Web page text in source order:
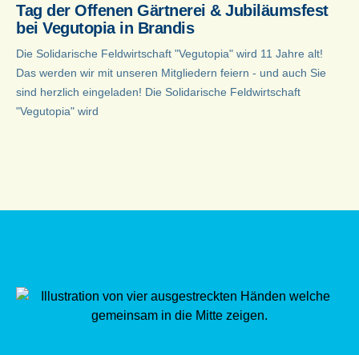
Tag der Offenen Gärtnerei & Jubiläumsfest
bei Vegutopia in Brandis
Die Solidarische Feldwirtschaft "Vegutopia" wird 11 Jahre alt!
Das werden wir mit unseren Mitgliedern feiern - und auch Sie
sind herzlich eingeladen! Die Solidarische Feldwirtschaft
"Vegutopia" wird